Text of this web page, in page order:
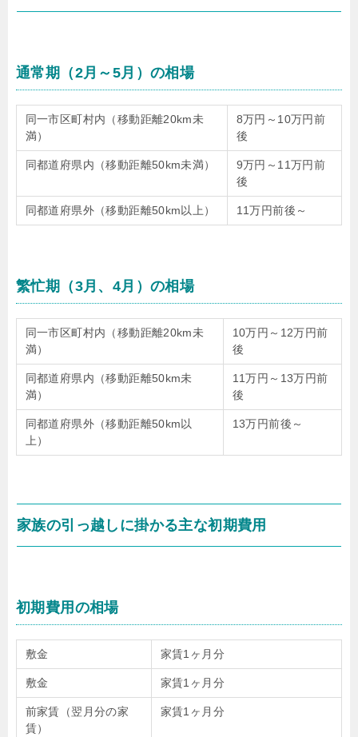
通常期（2月～5月）の相場
同一市区町村内（移動距離20km未
満）
8万円～10万円前
後
同都道府県内（移動距離50km未満）
9万円～11万円前
後
同都道府県外（移動距離50km以上） 11万円前後～
繁忙期（3月、4月）の相場
同一市区町村内（移動距離20km未
満）
10万円～12万円前
後
同都道府県内（移動距離50km未
満）
11万円～13万円前
後
同都道府県外（移動距離50km以
上）
13万円前後～
家族の引っ越しに掛かる主な初期費用
初期費用の相場
敷金 家賃1ヶ月分
敷金 家賃1ヶ月分
前家賃（翌月分の家
賃）
家賃1ヶ月分